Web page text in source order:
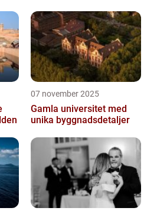
07 november 2025
Gamla universitet med
unika byggnadsdetaljer